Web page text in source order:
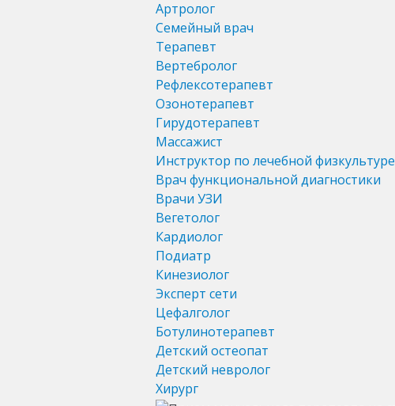
Артролог
Семейный врач
Терапевт
Вертебролог
Рефлексотерапевт
Озонотерапевт
Гирудотерапевт
Массажист
Инструктор по лечебной физкультуре
Врач функциональной диагностики
Врачи УЗИ
Вегетолог
Кардиолог
Подиатр
Кинезиолог
Эксперт сети
Цефалголог
Ботулинотерапевт
Детский остеопат
Детский невролог
Хирург